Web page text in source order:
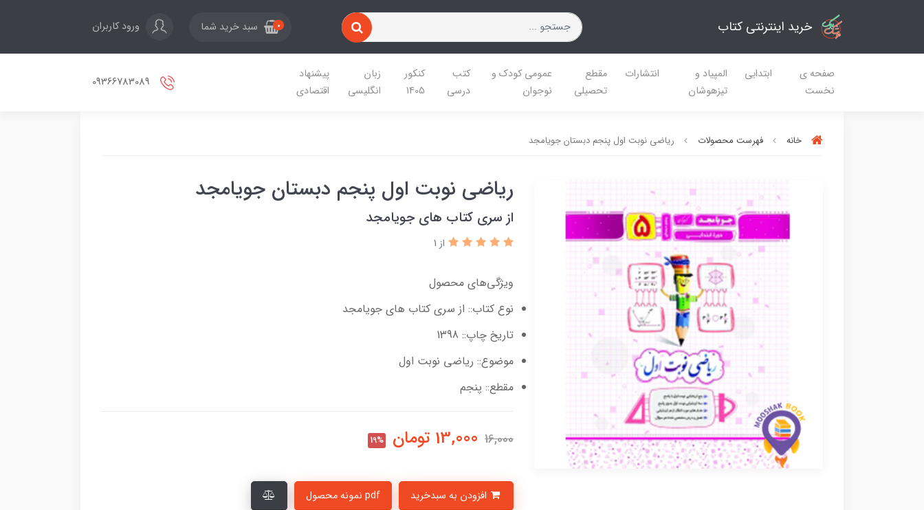
خرید اینترنتی کتاب 0 سبد خرید شما ورود کاربران
صفحه ی
نخست
ابتدایی
المپیاد و
تیزهوشان
انتشارات
مقطع
تحصیلی
عمومی کودک و
نوجوان
کتب
درسی
کنکور
1405
زبان
انگلیسی
پیشنهاد
اقتصادی
خانه فهرست محصولات ریاضی نوبت اول پنجم دبستان جویامجد
ریاضی نوبت اول پنجم دبستان جویامجد
از سری کتاب های جویامجد
از 1
ویژگی‌های محصول
نوع کتاب:: از سری کتاب های جویامجد
تاریخ چاپ:: 1398
موضوع:: ریاضی نوبت اول
مقطع:: پنجم
16,000
13,000 تومان 19%
pdf نمونه محصول